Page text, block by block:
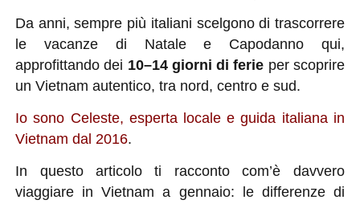
Nha
Il Sud – Saigon, Delta del Mekong, Phu
Quoc, Nha Trang, Mui Ne
2.1.Inizio gennaio (Natale – Epifania)
2.3.Fine gennaio (settimane pre-Tet)
Da anni, sempre più italiani scelgono di trascorrere
le vacanze di Natale e Capodanno qui,
approfittando dei 10–14 giorni di ferie per scoprire
un Vietnam autentico, tra nord, centro e sud.
Io sono Celeste, esperta locale e guida italiana in
Vietnam dal 2016.
In questo articolo ti racconto com’è davvero
viaggiare in Vietnam a gennaio: le differenze di